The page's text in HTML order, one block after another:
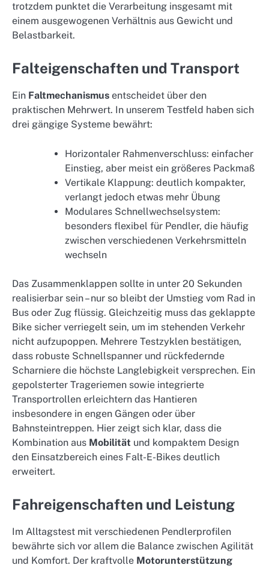
trotzdem punktet die Verarbeitung insgesamt mit
einem ausgewogenen Verhältnis aus Gewicht und
Belastbarkeit.
Falteigenschaften und Transport
Ein Faltmechanismus entscheidet über den
praktischen Mehrwert. In unserem Testfeld haben sich
drei gängige Systeme bewährt:
Horizontaler Rahmenverschluss: einfacher
Einstieg, aber meist ein größeres Packmaß
Vertikale Klappung: deutlich kompakter,
verlangt jedoch etwas mehr Übung
Modulares Schnellwechselsystem:
besonders flexibel für Pendler, die häufig
zwischen verschiedenen Verkehrsmitteln
wechseln
Das Zusammenklappen sollte in unter 20 Sekunden
realisierbar sein – nur so bleibt der Umstieg vom Rad in
Bus oder Zug flüssig. Gleichzeitig muss das geklappte
Bike sicher verriegelt sein, um im stehenden Verkehr
nicht aufzupoppen. Mehrere Testzyklen bestätigen,
dass robuste Schnellspanner und rückfedernde
Scharniere die höchste Langlebigkeit versprechen. Ein
gepolsterter Trageriemen sowie integrierte
Transportrollen erleichtern das Hantieren
insbesondere in engen Gängen oder über
Bahnsteintreppen. Hier zeigt sich klar, dass die
Kombination aus Mobilität und kompaktem Design
den Einsatzbereich eines Falt-E-Bikes deutlich
erweitert.
Fahreigenschaften und Leistung
Im Alltagstest mit verschiedenen Pendlerprofilen
bewährte sich vor allem die Balance zwischen Agilität
und Komfort. Der kraftvolle Motorunterstützung